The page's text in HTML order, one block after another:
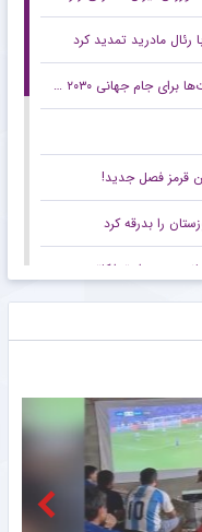
مادرید تمدید کرد
جام جهانی ۲۰۳۰ می‌آیند
قرمز فصل جدید!
را بدرقه کرد
در دیدار تدارکاتی
دیداری تدارکاتی
کره جنوبی!